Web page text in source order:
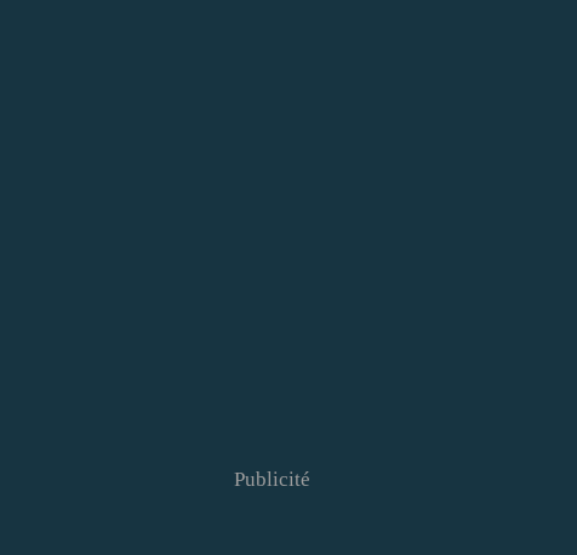
Publicité